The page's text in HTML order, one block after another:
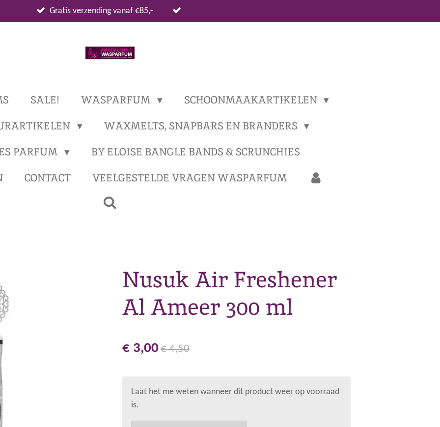
Gratis verzending vanaf €85,-
SALE! WASPARFUM
SCHOONMAAKARTIKELEN
WAXMELTS, SNAPBARS EN BRANDERS
PARFUM
BY ELOISE BANGLE BANDS & SCRUNCHIES
CONTACT VEELGESTELDE VRAGEN WASPARFUM
Nusuk Air Freshener
Al Ameer 300 ml
€ 3,00 € 4,50
Laat het me weten wanneer dit product weer op voorraad
is.